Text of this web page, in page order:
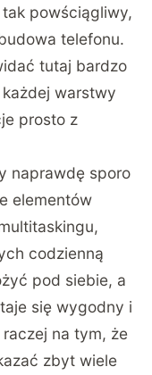
tak powściągliwy,
telefonu.
tutaj bardzo
warstwy
prosto z
naprawdę sporo
elementów
codzienną
pod siebie, a
się wygodny i
na tym, że
zbyt wiele